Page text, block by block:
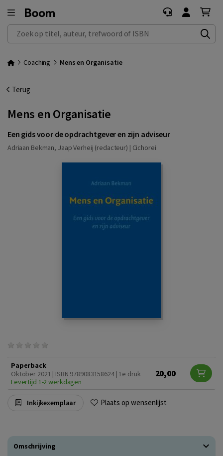
Zoek op titel, auteur, trefwoord of ISBN
Coaching Mens en Organisatie
Terug
Mens en Organisatie
Een gids voor de opdrachtgever en zijn adviseur
Adriaan Bekman, Jaap Verheij (redacteur) | Cichorei
Paperback
Oktober 2021 | ISBN 9789083158624 | 1e druk
Levertijd 1-2 werkdagen
20,00
Inkijkexemplaar Plaats op wensenlijst
Omschrijving